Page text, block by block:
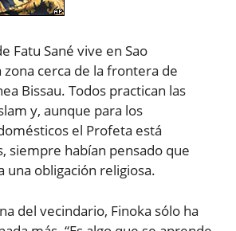
Fatu Sané vive en Sao
zona cerca de la frontera de
Bissau. Todos practican las
y, aunque para los
el Profeta está
siempre habían pensado que
una obligación religiosa.
del vecindario, Finoka sólo ha